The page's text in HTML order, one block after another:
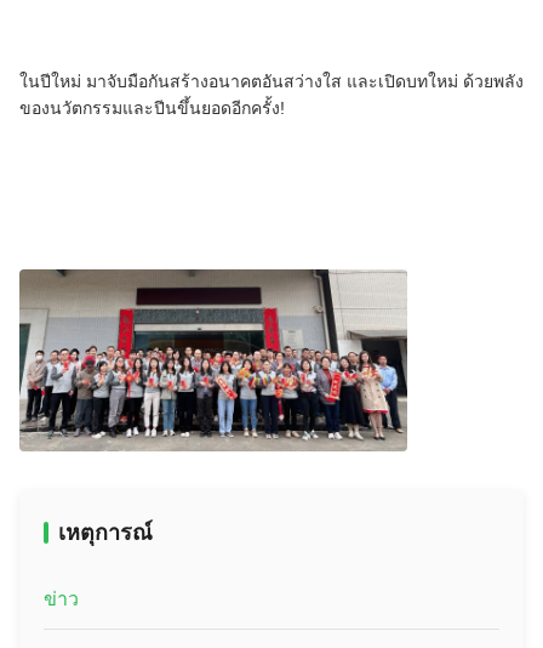
ในปีใหม่ มาจับมือกันสร้างอนาคตอันสว่างใส และเปิดบทใหม่ ด้วยพลัง
ของนวัตกรรมและปีนขึ้นยอดอีกครั้ง!
เหตุการณ์
ข่าว